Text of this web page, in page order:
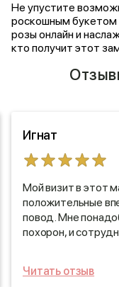
Не упустите
роскошным букетом
розы онлайн и
кто получит этот
Игнат
Мой визит в этот
положительные
повод. Мне
похорон, и
которые идеально
Читать отзыв